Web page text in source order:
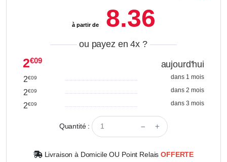
à partir de8.36
ou payez en 4x ?
2€09 aujourd'hui
2€09 dans 1 mois
2€09 dans 2 mois
2€09 dans 3 mois
Quantité :
Livraison à Domicile OU Point RelaisOFFERTE